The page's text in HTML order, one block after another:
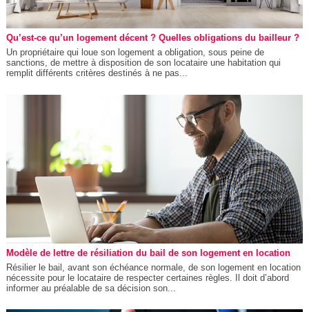
Qu’est-ce qu’un logement décent ? Quelles obligations du bailleur ?
Un propriétaire qui loue son logement a obligation, sous peine de
sanctions, de mettre à disposition de son locataire une habitation qui
remplit différents critères destinés à ne pas...
Modèle de lettre de résiliation du bail de son logement en location
Résilier le bail, avant son échéance normale, de son logement en location
nécessite pour le locataire de respecter certaines règles. Il doit d’abord
informer au préalable de sa décision son...